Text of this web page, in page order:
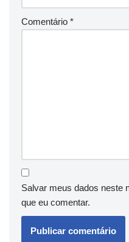
Comentário *
Salvar meus dados neste
que eu comentar.